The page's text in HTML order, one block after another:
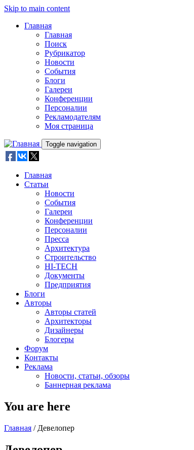
Skip to main content
Главная
Главная
Поиск
Рубрикатор
Новости
События
Блоги
Галереи
Конференции
Персоналии
Рекламодателям
Моя страница
Toggle navigation
Главная
Статьи
Новости
События
Галереи
Конференции
Персоналии
Пресса
Архитектура
Строительство
HI-TECH
Документы
Предприятия
Блоги
Авторы
Авторы статей
Архитекторы
Дизайнеры
Блогеры
Форум
Контакты
Реклама
Новости, статьи, обзоры
Баннерная реклама
You are here
Главная / Девелопер